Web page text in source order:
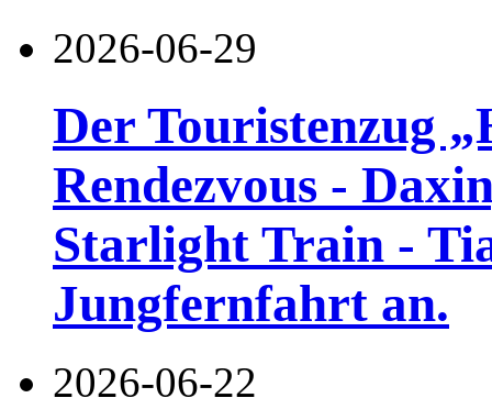
2026-06-29
Der Touristenzug
Rendezvous -
Starlight Train -
Jungfernfahrt an.
2026-06-22